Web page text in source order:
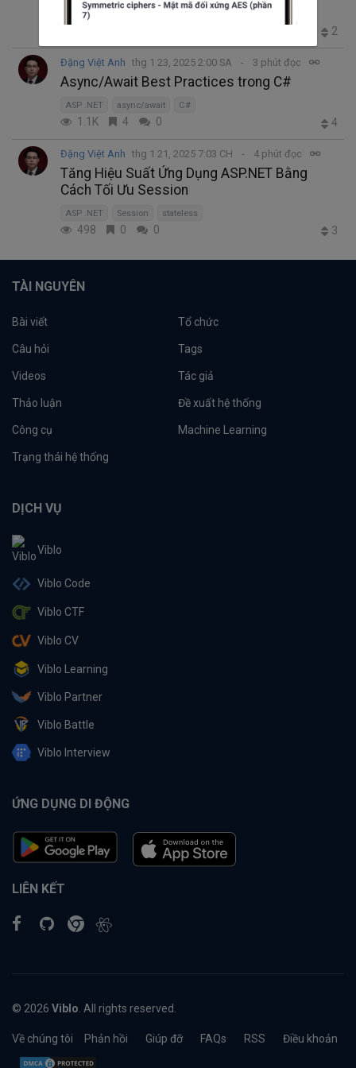
ASP .NET LLM
2
Đặng Việt Anh thg 1 23, 2025 2:00 SA 3 phút đọc
Async/Await Best Practices trong C#
ASP .NET async/await C#
1.1K 4 0 4
Đặng Việt Anh thg 1 21, 2025 7:03 CH 4 phút đọc
Tăng Hiệu Suất Ứng Dụng ASP.NET Bằng
Cách Tối Ưu Session
ASP .NET Session stateless
498 0 0 3
TÀI NGUYÊN
Bài viết Tổ chức
Câu hỏi Tags
Videos Tác giả
Thảo luận Đề xuất hệ thống
Công cụ Machine Learning
Trạng thái hệ thống
DỊCH VỤ
Viblo
Viblo Code
Viblo CTF
Viblo CV
Viblo Learning
Viblo Partner
Viblo Battle
Viblo Interview
ỨNG DỤNG DI ĐỘNG
LIÊN KẾT
© 2026 Viblo . All rights reserved.
Về chúng tôi Phản hồi Giúp đỡ FAQs RSS Điều khoản